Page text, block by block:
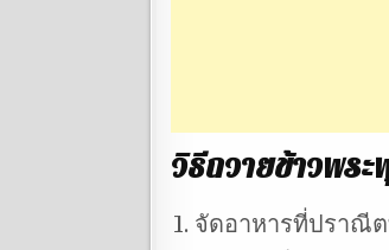
วิธีถวายข้าวพร
จัดอาหารที่ปราณี